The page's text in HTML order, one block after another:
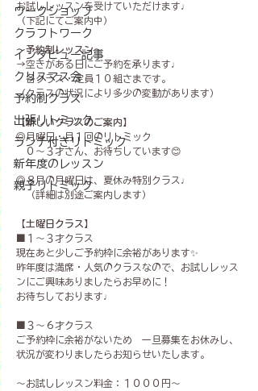
ワークショップ
クラフトワーク
インタビュー記事
クリスマス会
予約制クラス
出張リトミック
ランチ付きリトミック
新年度のレッスン
親子リトミック
お試しレッスンを受けていただけます♩
（下記にてご案内中）
〜予約制レッスン〜
→空きがある日にご予約を承ります♩
各クラス・定員１０組さまです。
（クラスの状況により多少の変動があります）
【新しいクラスのご案内】
◎月曜日・月１回のリトミック
０〜３才さん、お待ちしています😊
◎８月の月曜日は、夏休み特別クラス♩
（詳細は別途ご案内します）
【土曜日クラス】
■１〜３才クラス
現在あと少しご予約枠に余裕があります✨
昨年度は満席・人気のクラスなので、お試しレッス
ンにご興味ありましたらお早めに！
お待ちしております♩
■３～６才クラス
ご予約枠に余裕がないため　一旦募集をお休みし、
状況が変わりましたらお知らせいたします。
〜お試しレッスン料金：１０００円〜